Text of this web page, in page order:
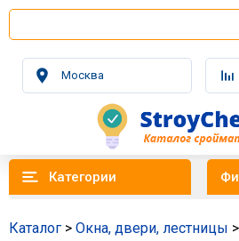
Москва
Категории
Каталог > Окна, двери, лестницы >